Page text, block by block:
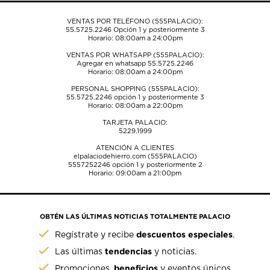
envío.envío.envío.envío.envío.
VENTAS POR TELÉFONO (555PALACIO):
55.5725.2246Opción 1 y posteriormente 3
Horario: 08:00am a 24:00pm
VENTAS POR WHATSAPP (555PALACIO):
Agregar en whatsapp 55.5725.2246
Horario: 08:00am a 24:00pm
PERSONAL SHOPPING (555PALACIO):
55.5725.2246opción 1 y posteriormente 3
Horario: 08:00am a 22:00pm
TARJETA PALACIO:
5229.1999
ATENCIÓN A CLIENTES
elpalaciodehierro.com (555PALACIO)
5557252246opción 1 y posteriormente 2
Horario: 09:00am a 21:00pm
OBTÉN LAS ÚLTIMAS NOTICIAS TOTALMENTE PALACIO
Regístrate y recibedescuentos especiales.
Las últimastendencias y noticias.
beneficios